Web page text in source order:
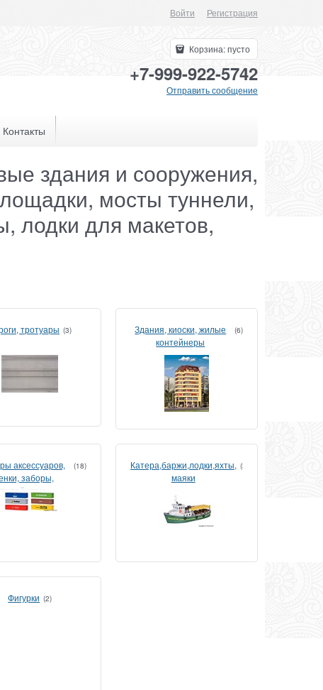
Войти Регистрация
Корзина:пусто
+7-999-922-5742
Отправить сообщение
Контакты
здания и сооружения,
мосты туннели,
лодки для макетов,
тротуары (3)
Здания, киоски, жилые
контейнеры
(6)
аксессуаров,
заборы,
(18)
Катера,баржи,лодки,яхты,
маяки
(3)
Фигурки (2)